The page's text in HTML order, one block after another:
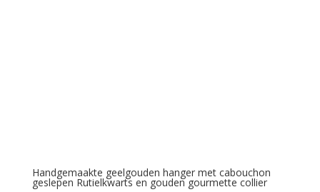
Handgemaakte geelgouden hanger met cabouchon
geslepen Rutielkwarts en gouden gourmette collier